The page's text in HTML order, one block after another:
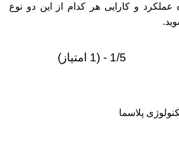
عملکرد و کارایی هر کدام از این دو نوع
1/5 - (1 امتیاز)
پلاسما